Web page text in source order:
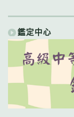
鑑定中心